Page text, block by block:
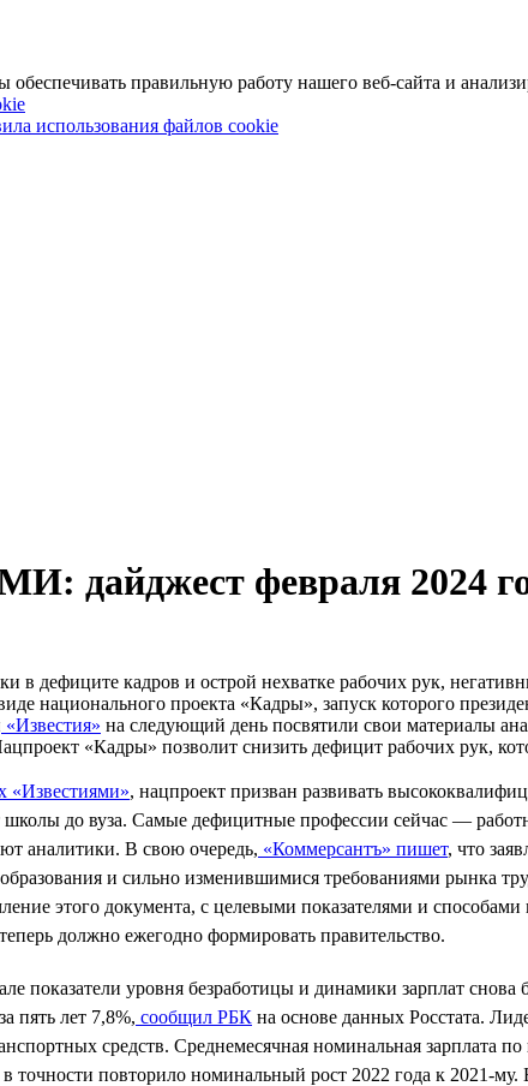
правильную работу нашего веб-сайта и
использования файлов cookie
дайджест февраля 2024
в дефиците кадров и острой нехватке рабочих рук,
национального проекта «Кадры», запуск которого
«Известия» на следующий день посвятили свои материалы
«Кадры» позволит снизить дефицит рабочих рук,
«Известиями», нацпроект призван развивать
до вуза. Самые дефицитные профессии сейчас —
аналитики. В свою очередь, «Коммерсантъ» пишет, что
и сильно изменившимися требованиями рынка
этого документа, с целевыми показателями и
должно ежегодно формировать правительство.
показатели уровня безработицы и динамики зарплат
пять лет 7,8%, сообщил РБК на основе данных Росстата.
средств. Среднемесячная номинальная зарплата
точности повторило номинальный рост 2022 года к 2021-